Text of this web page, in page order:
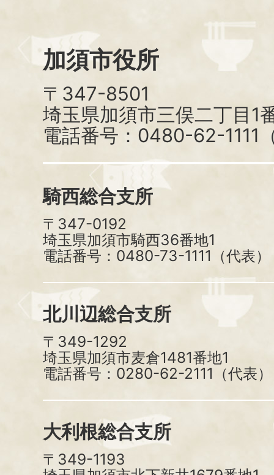
加須市役所
〒347-8501
埼玉県加須市三俣二丁目1
電話番号：0480-62-1111
騎西総合支所
〒347-0192
埼玉県加須市騎西36番地1
電話番号：0480-73-1111（代表）
北川辺総合支所
〒349-1292
埼玉県加須市麦倉1481番地1
電話番号：0280-62-2111（代表）
大利根総合支所
〒349-1193